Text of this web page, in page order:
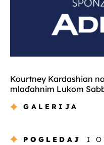
Kourtney Kardashian
mlađahnim Lukom
GALERIJA
POGLEDAJ I